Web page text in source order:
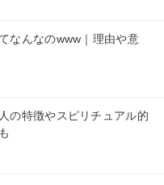
なんなのwww｜理由や意
の特徴やスピリチュアル的